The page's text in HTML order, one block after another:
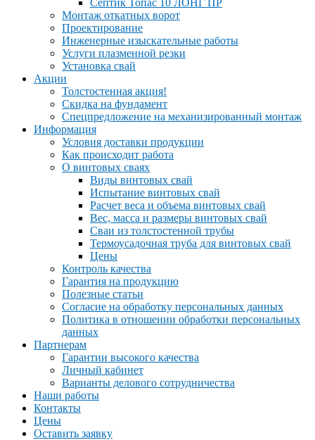
Септик Топас 10 ЛОНГ ПР
Монтаж откатных ворот
Проектирование
Инженерные изыскательные работы
Услуги плазменной резки
Установка свай
Акции
Толстостенная акция!
Скидка на фундамент
Спецпредложение на механизированный монтаж
Информация
Условия доставки продукции
Как происходит работа
О винтовых сваях
Виды винтовых свай
Испытание винтовых свай
Расчет веса и объема винтовых свай
Вес, масса и размеры винтовых свай
Сваи из толстостенной трубы
Термоусадочная труба для винтовых свай
Цены
Контроль качества
Гарантия на продукцию
Полезные статьи
Согласие на обработку персональных данных
Политика в отношении обработки персональных
данных
Партнерам
Гарантии высокого качества
Личный кабинет
Варианты делового сотрудничества
Наши работы
Контакты
Цены
Оставить заявку